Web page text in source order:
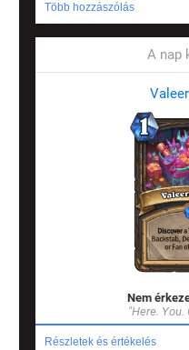
Több hozzászólás
A nap
Nem
"Here. You.
Részletek és értékelés